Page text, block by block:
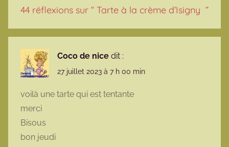
44 réflexions sur “ Tarte à la crème d’Isigny ”
Coco de nice dit :
27 juillet 2023 à 7 h 00 min
voilà une tarte qui est tentante
merci
Bisous
bon jeudi